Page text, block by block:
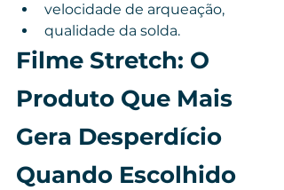
velocidade de arqueação,
qualidade da solda.
Filme Stretch: O
Produto Que Mais
Gera Desperdício
Quando Escolhido